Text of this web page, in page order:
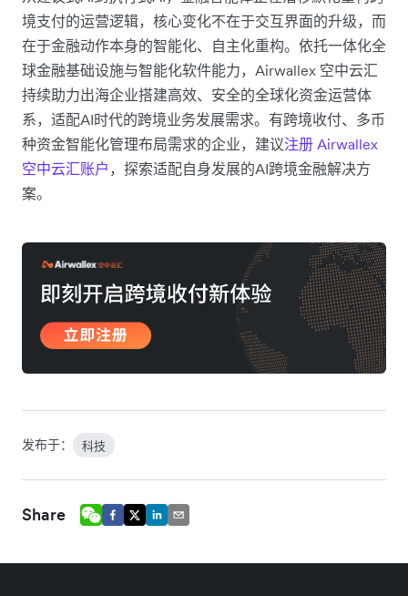
境支付的运营逻辑，核心变化不在于交互界面的升级，而
在于金融动作本身的智能化、自主化重构。依托一体化全
球金融基础设施与智能化软件能力，Airwallex 空中云汇
持续助力出海企业搭建高效、安全的全球化资金运营体
系，适配AI时代的跨境业务发展需求。有跨境收付、多币
种资金智能化管理布局需求的企业，建议注册 Airwallex
空中云汇账户 ，探索适配自身发展的AI跨境金融解决方
案。
发布于： 科技
Share